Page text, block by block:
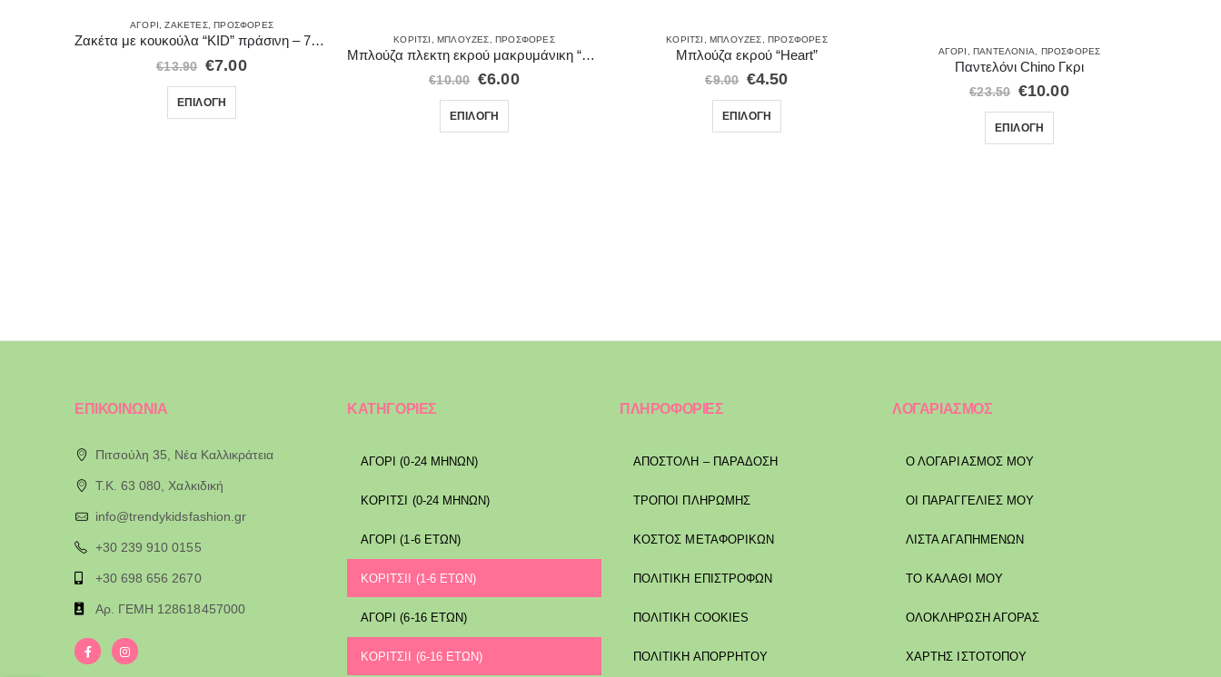
ΑΓΌΡΙ,ΖΑΚΈΤΕΣ,ΠΡΟΣΦΟΡΈΣ
Ζακέτα με κουκούλα “KID” πράσινη – 71514GRN
€13.90 €7.00
ΕΠΙΛΟΓΉ
ΚΟΡΊΤΣΙ ΜΠΛΟΎΖΕΣ ΠΡΟΣΦΟΡΈΣ
Μπλούζα πλεκτη εκρού μακρυμάνικη “Small Unicorn”
€10.00 €6.00
ΕΠΙΛΟΓΉ
ΚΟΡΊΤΣΙ ΜΠΛΟΎΖΕΣ ΠΡΟΣΦΟΡΈΣ
Μπλούζα εκρού “Heart”
€9.00 €4.50
ΕΠΙΛΟΓΉ
ΑΓΌΡΙ ,ΠΑΝΤΕΛΌΝΙΑ ΠΡΟΣΦΟΡΈΣ
Παντελόνι Chino Γκρι
€23.50 €10.00
ΕΠΙΛΟΓΉ
ΕΠΙΚΟΙΝΩΝΙΑ
Πιτσούλη 35, Νέα Καλλικράτεια
T.K. 63 080, Χαλκιδική
info@trendykidsfashion.gr
+30 239 910 0155
+30 698 656 2670
Αρ. ΓΕΜΗ 128618457000
ΚΑΤΗΓΟΡΙΕΣ
ΑΓΟΡΙ (0-24 ΜΗΝΩΝ)
ΚΟΡΙΤΣΙ (0-24 ΜΗΝΩΝ)
ΑΓΟΡΙ (1-6 ΕΤΩΝ)
ΚΟΡΙΤΣΙΙ (1-6 ΕΤΩΝ)
ΑΓΟΡΙ (6-16 ΕΤΩΝ)
ΚΟΡΙΤΣΙΙ (6-16 ΕΤΩΝ)
ΠΛΗΡΟΦΟΡΙΕΣ
ΑΠΟΣΤΟΛΉ – ΠΑΡΆΔΟΣΗ
ΤΡΌΠΟΙ ΠΛΗΡΩΜΉΣ
ΚΌΣΤΟΣ ΜΕΤΑΦΟΡΙΚΏΝ
ΠΟΛΙΤΙΚΉ ΕΠΙΣΤΡΟΦΏΝ
ΠΟΛΙΤΙΚΉ COOKIES
ΠΟΛΙΤΙΚΉ ΑΠΟΡΡΉΤΟΥ
ΛΟΓΑΡΙΑΣΜΟΣ
Ο ΛΟΓΑΡΙΑΣΜΟΣ ΜΟΥ
ΟΙ ΠΑΡΑΓΓΕΛΙΕΣ ΜΟΥ
ΛΙΣΤΑ ΑΓΑΠΗΜΕΝΩΝ
ΤΟ ΚΑΛΑΘΙ ΜΟΥ
ΟΛΟΚΛΗΡΩΣΗ ΑΓΟΡΑΣ
ΧΑΡΤΗΣ ΙΣΤΟΤΟΠΟΥ